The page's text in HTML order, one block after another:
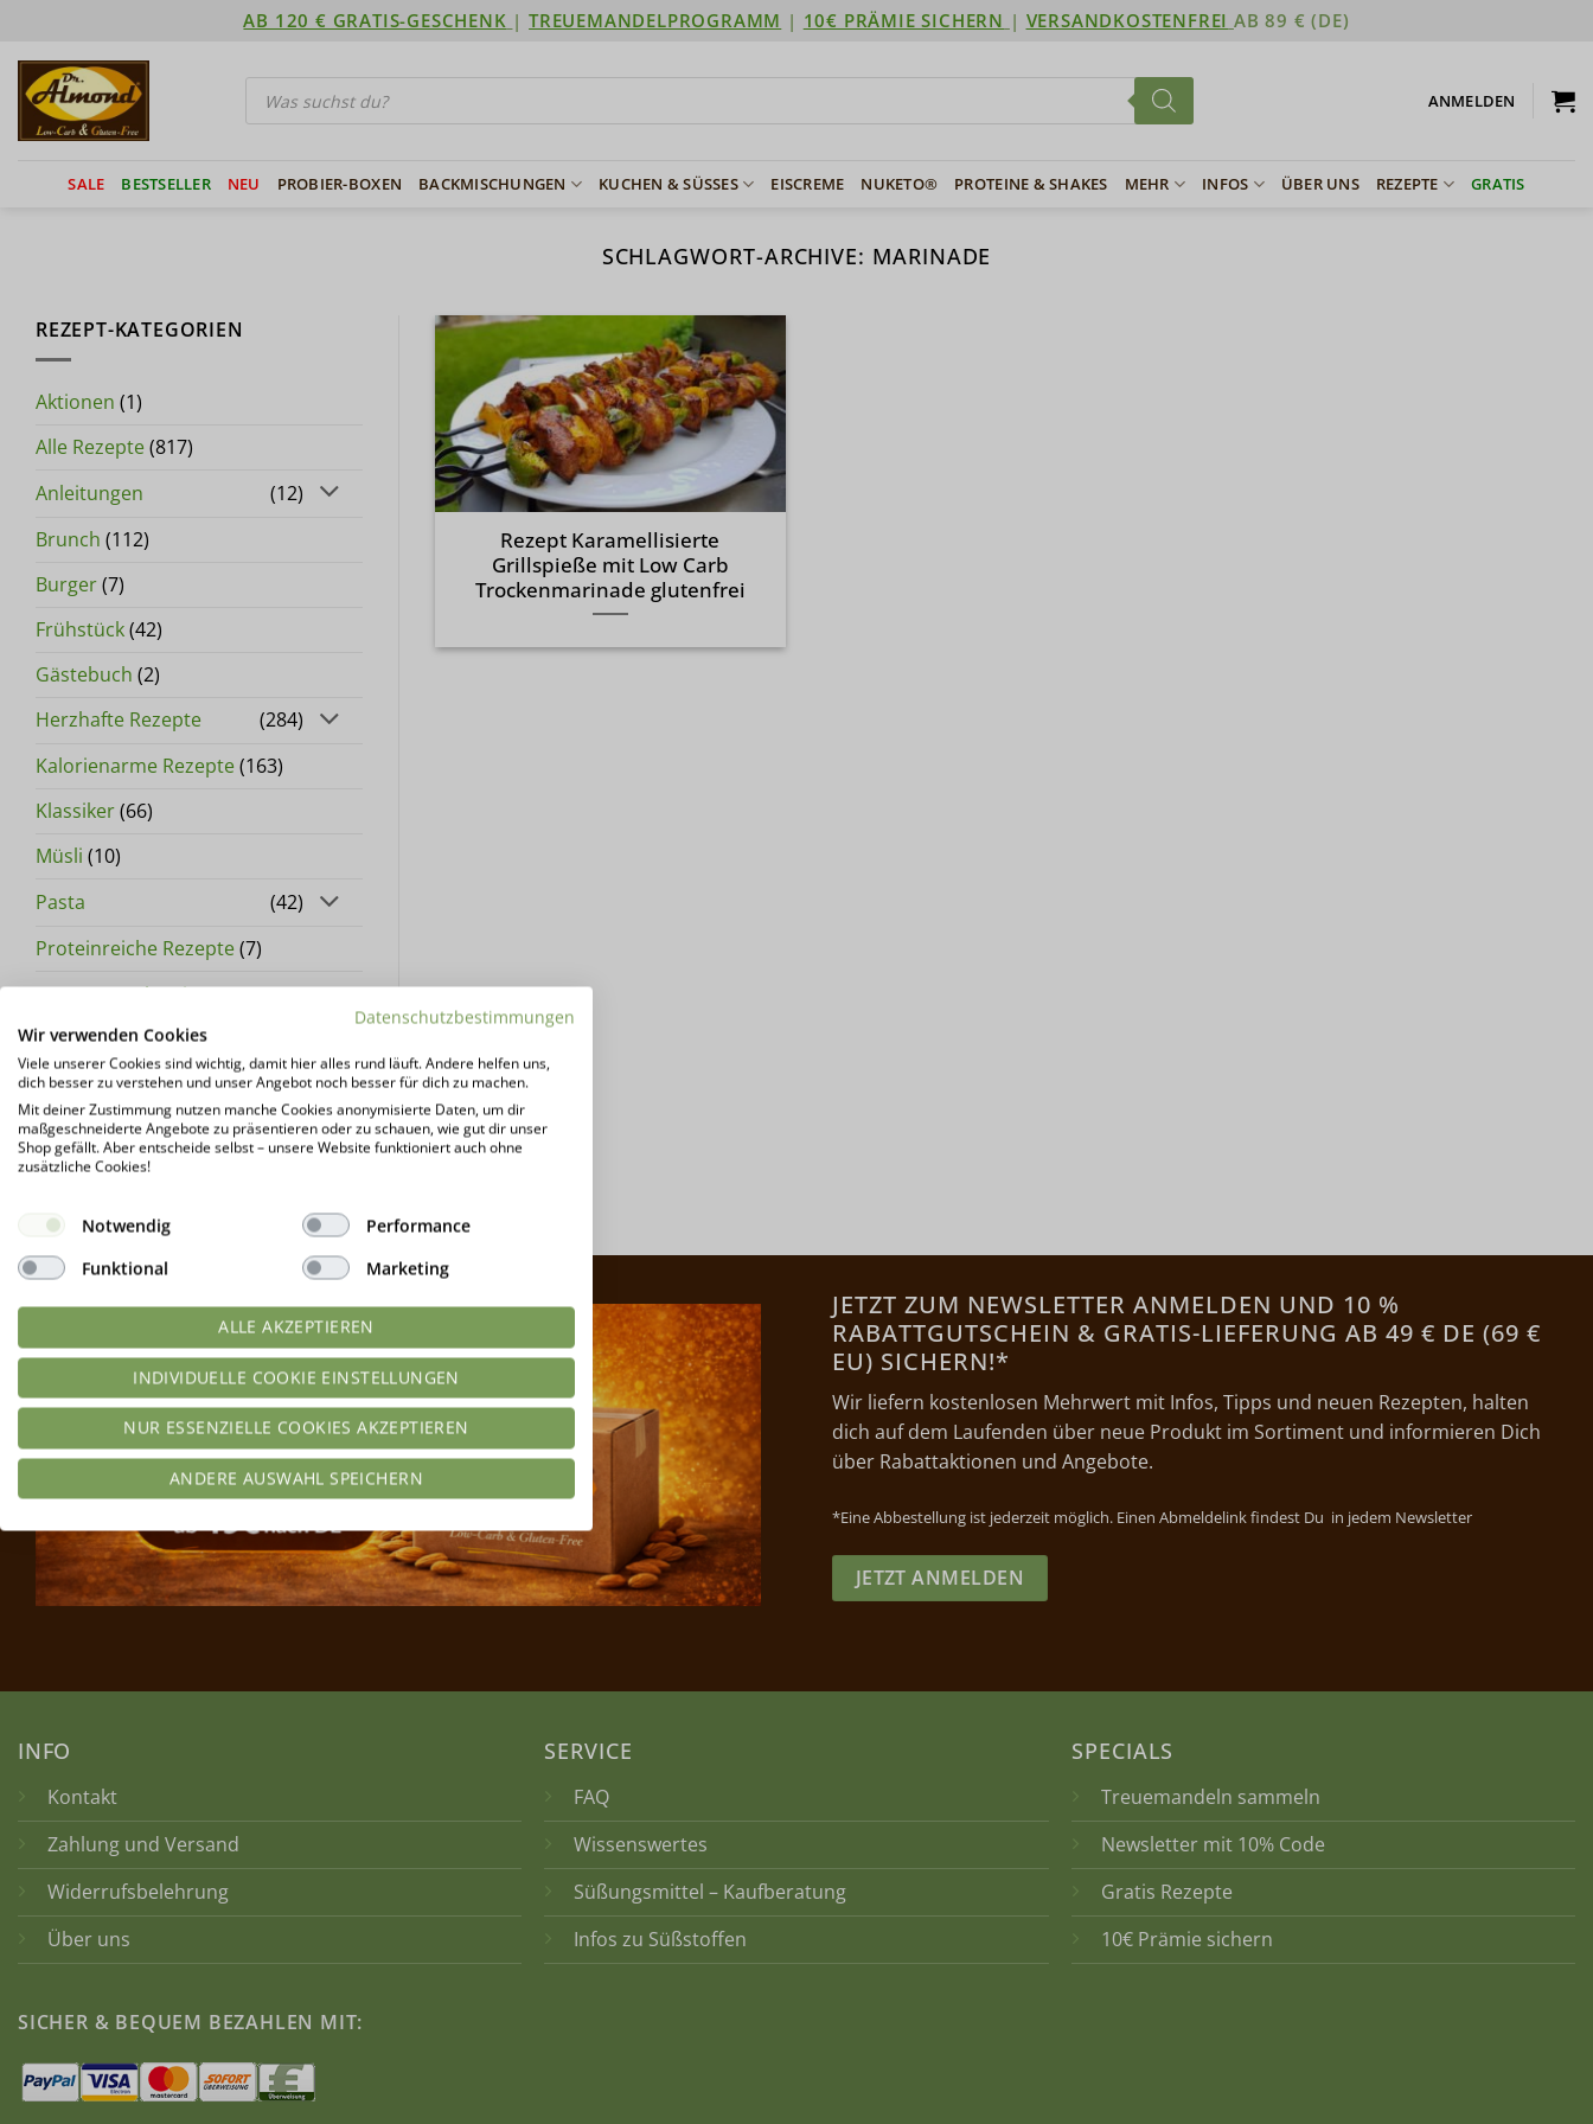
springen
AB 120 € GRATIS-GESCHENK |TREUEMANDELPROGRAMM | 10€ PRÄMIE SICHERN | VERSANDKOSTENFREI AB 89 € (DE)
Products
search ANMELDEN
SALE BESTSELLER NEU PROBIER-BOXEN BACKMISCHUNGEN KUCHEN & SÜSSES EISCREME NUKETO® PROTEINE & SHAKES MEHR INFOS ÜBER UNS REZEPTE GRATIS
SCHLAGWORT-ARCHIVE: MARINADE
REZEPT-KATEGORIEN
Aktionen (1)
Alle Rezepte(817)
Anleitungen
(12)
Brunch (112)
Burger(7)
Frühstück(42)
Gästebuch (2)
Herzhafte Rezepte
(284)
Kalorienarme Rezepte(163)
Klassiker(66)
Müsli (10)
Pasta
(42)
Proteinreiche Rezepte(7)
Rezepte nach Saison
(279)
Stuffles(7)
Süße Rezepte
(525)
Wissenswertes(28)
Rezept Karamellisierte
Grillspieße mit Low Carb
Trockenmarinade glutenfrei
JETZT ZUM NEWSLETTER ANMELDEN UND 10 %
RABATTGUTSCHEIN & GRATIS-LIEFERUNG AB 49 € DE (69 €
EU) SICHERN!*
Wir liefern kostenlosen Mehrwert mit Infos, Tipps und neuen Rezepten, halten
dich auf dem Laufenden über neue Produkt im Sortiment und informieren Dich
über Rabattaktionen und Angebote.
*Eine Abbestellung ist jederzeit möglich. Einen Abmeldelink findest Du in jedem Newsletter
JETZT ANMELDEN
INFO
Kontakt
Zahlung und Versand
Widerrufsbelehrung
Über uns
SERVICE
FAQ
Wissenswertes
Süßungsmittel – Kaufberatung
Infos zu Süßstoffen
SPECIALS
Treuemandeln sammeln
Newsletter mit 10% Code
Gratis Rezepte
10€ Prämie sichern
SICHER & BEQUEM BEZAHLEN MIT:
Datenschutzbestimmungen
Wir verwenden Cookies
Viele unserer Cookies sind wichtig, damit hier alles rund läuft. Andere helfen uns,
dich besser zu verstehen und unser Angebot noch besser für dich zu machen.
Mit deiner Zustimmung nutzen manche Cookies anonymisierte Daten, um dir
maßgeschneiderte Angebote zu präsentieren oder zu schauen, wie gut dir unser
Shop gefällt. Aber entscheide selbst – unsere Website funktioniert auch ohne
zusätzliche Cookies!
Notwendig
Performance
Funktional
Marketing
ALLE AKZEPTIEREN
INDIVIDUELLE COOKIE EINSTELLUNGEN
NUR ESSENZIELLE COOKIES AKZEPTIEREN
ANDERE AUSWAHL SPEICHERN